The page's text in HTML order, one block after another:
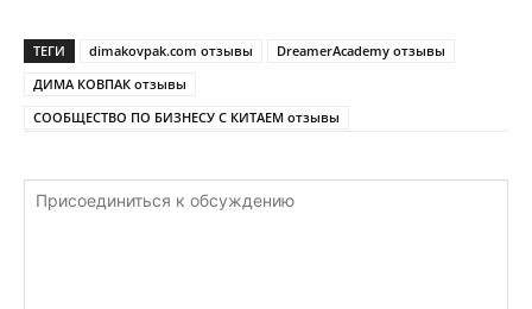
ТЕГИ dimakovpak.com отзывы
DreamerAcademy отзывы
ДИМА КОВПАК отзывы
СООБЩЕСТВО ПО БИЗНЕСУ С КИТАЕМ отзывы